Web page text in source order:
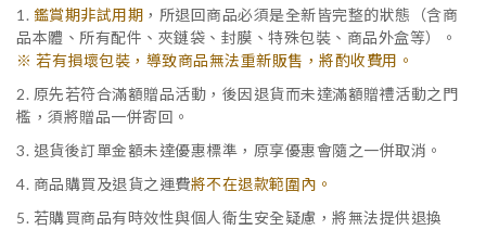
1. 鑑賞期非試用期 ，所退回商品必須是全新皆完整的狀態（含商
品本體、所有配件、夾鏈袋、封膜、特殊包裝、商品外盒等）。
※ 若有損壞包裝，導致商品無法重新販售，將酌收費用。
2. 原先若符合滿額贈品活動，後因退貨而未達滿額贈禮活動之門
檻，須將贈品一併寄回。
3. 退貨後訂單金額未達優惠標準，原享優惠會隨之一併取消。
4. 商品購買及退貨之運費將不在退款範圍內。
5. 若購買商品有時效性與個人衛生安全疑慮，將無法提供退換